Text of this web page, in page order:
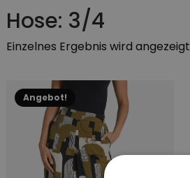
Hose: 3/4
Einzelnes Ergebnis wird angezeigt
Angebot!
Dieses
Produkt
mehrere
Varianten